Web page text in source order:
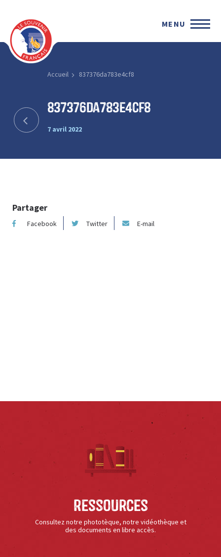
MENU
Accueil 837376da783e4cf8
837376da783e4cf8
7 avril 2022
Partager
Facebook Twitter E-mail
Ressources
Consultez notre phototèque, notre vidéothèque et
des documents en libre accès.